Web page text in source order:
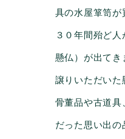
具の水屋箪笥が
３０年間殆ど
懸仏）が出て
譲りいただいた
骨董品や古道
だった思い出